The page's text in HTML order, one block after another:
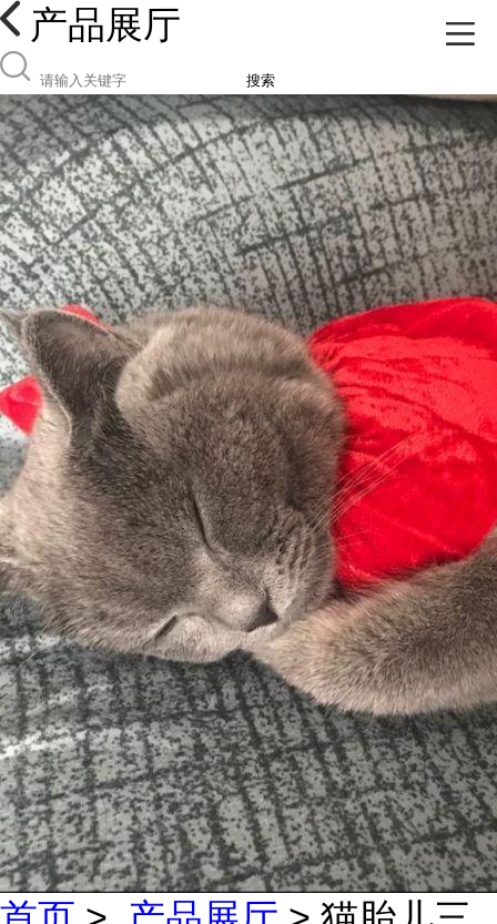
产品展厅
搜索